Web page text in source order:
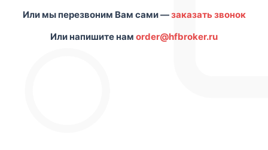
Или мы перезвоним Вам сами —заказать звонок
Или напишите нам order@hfbroker.ru